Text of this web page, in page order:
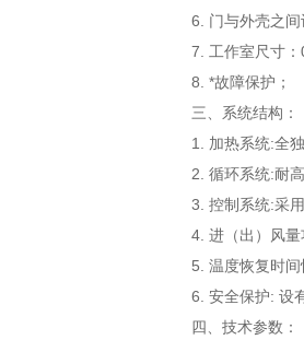
6. 门与外壳之
7. 工作室尺寸
8. *故障保护；
三、系统结构：
1. 加热系统:全
2. 循环系统:耐
3. 控制系统:采
4. 进（出）风
5. 温度恢复时间
6. 安全保护: 设
四、技术参数：